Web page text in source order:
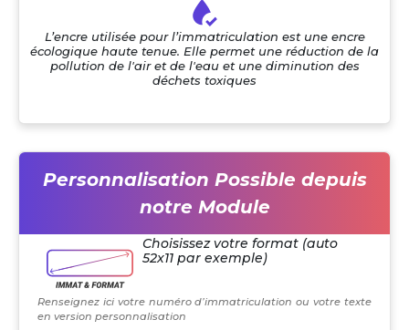
L’encre utilisée pour l’immatriculation est une encre
écologique haute tenue. Elle permet une réduction de la
pollution de l'air et de l'eau et une diminution des
déchets toxiques
Personnalisation Possible depuis
notre Module
Choisissez votre format (auto
52x11 par exemple)
Renseignez ici votre numéro d’immatriculation ou votre texte
en version personnalisation